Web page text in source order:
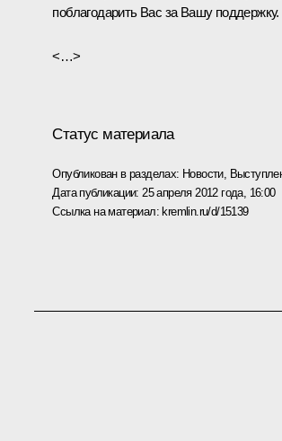
поблагодарить Вас за Вашу поддержку.
<…>
Статус материала
Опубликован в разделах: Новости,
Дата публикации: 25 апреля 2012 года, 16:00
Ссылка на материал: kremlin.ru/d/15139